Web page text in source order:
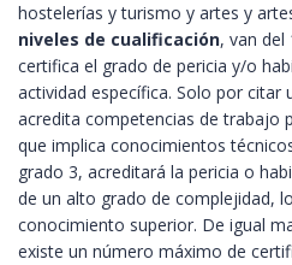
hostelerías y turismo y artes y
niveles de cualificación, van del
certifica el grado de pericia y/o
actividad específica. Solo por citar
acredita competencias de trabajo
que implica conocimientos
grado 3, acreditará la pericia o
de un alto grado de complejidad,
conocimiento superior. De igual
existe un número máximo de